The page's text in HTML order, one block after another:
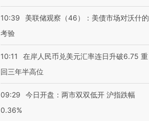
10:39
美联储观察（46）：美债市场对沃什的
考验
10:11
在岸人民币兑美元汇率连日升破6.75 重
回三年半高位
09:29
今日开盘：两市双双低开 沪指跌幅
0.36%